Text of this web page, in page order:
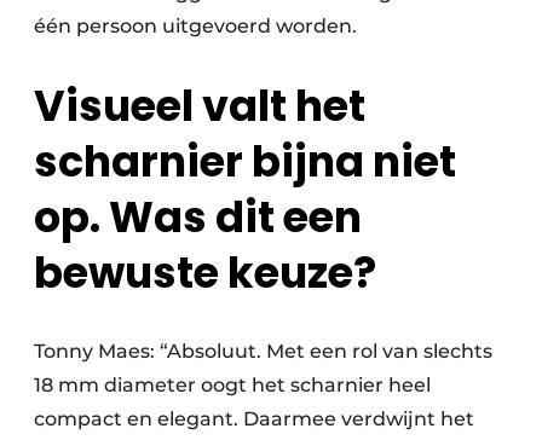
één persoon uitgevoerd worden.
Visueel valt het
scharnier bijna niet
op. Was dit een
bewuste keuze?
Tonny Maes: “Absoluut. Met een rol van slechts
18 mm diameter oogt het scharnier heel
compact en elegant. Daarmee verdwijnt het